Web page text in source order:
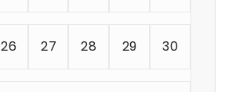
26 27 28 29 30